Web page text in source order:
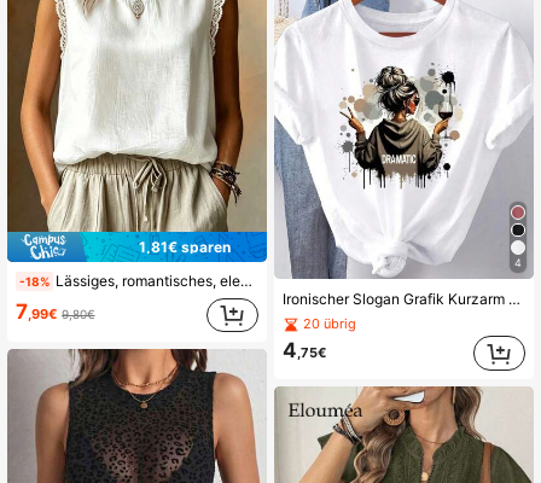
1,81€ sparen
-18% Lässiges, romantisches, elegantes Spitzen-Patchwork-Top mit rundem Ausschnitt und ärmellos, anmutiges Pendler-Alltagstop, Damen Weiß Sommer
7,99€ 9,80€
4
Ironischer Slogan Grafik Kurzarm Rundhals T-Shirt, lustiges Mode T-Shirt für Erwachsene, geeignet für den täglichen Lässig-Stil
20 übrig
4 ,75€